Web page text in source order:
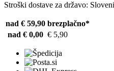
Stroški dostave za državo:
nad € 59,90 brezplačno*
nad € 0,00 € 5,90